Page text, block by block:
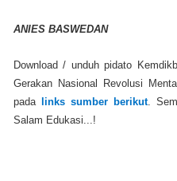
ANIES BASWEDAN
Download / unduh pidato
Gerakan Nasional Revolusi
pada links sumber berikut.
Salam Edukasi...!